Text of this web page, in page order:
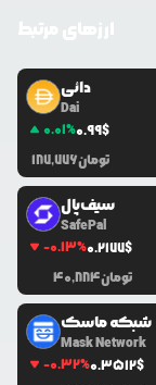
دائی
Dai
0.01%0.99$
187,776تومان
سیف‌پال
SafePal
-0.13%0.2177$
40,884تومان
شبکه ماسک
Mask Network
-0.32%0.3512$